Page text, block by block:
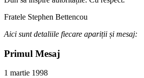
Fratele Stephen Bettencou
Aici sunt detaliile fiecare apariții și mesaj:
Primul Mesaj
1 martie 1998